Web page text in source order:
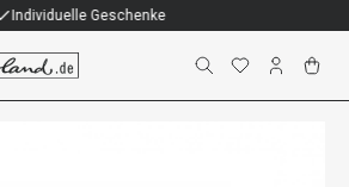
Individuelle Geschenke